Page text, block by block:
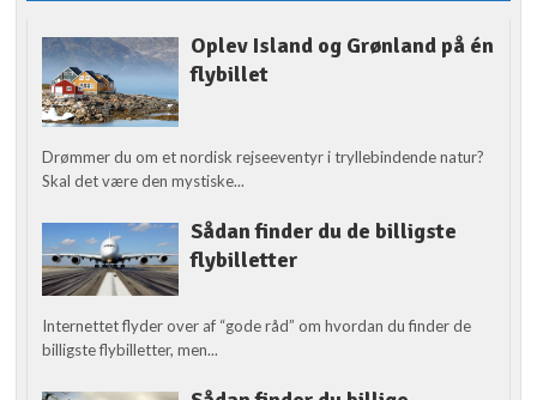
Oplev Island og Grønland på én
flybillet
Drømmer du om et nordisk rejseeventyr i tryllebindende natur?
Skal det være den mystiske...
Sådan finder du de billigste
flybilletter
Internettet flyder over af “gode råd” om hvordan du finder de
billigste flybilletter, men...